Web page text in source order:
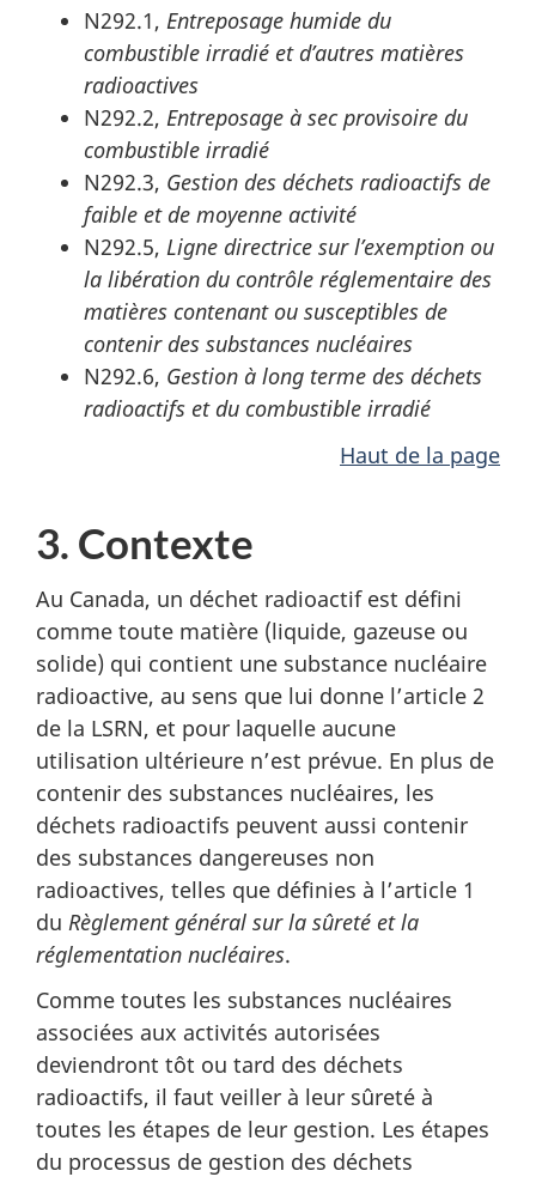
N292.1, Entreposage humide du
combustible irradié et d’autres matières
radioactives
N292.2, Entreposage à sec provisoire du
combustible irradié
N292.3, Gestion des déchets radioactifs de
faible et de moyenne activité
N292.5, Ligne directrice sur l’exemption ou
la libération du contrôle réglementaire des
matières contenant ou susceptibles de
contenir des substances nucléaires
N292.6, Gestion à long terme des déchets
radioactifs et du combustible irradié
Haut de la page
3. Contexte
Au Canada, un déchet radioactif est défini
comme toute matière (liquide, gazeuse ou
solide) qui contient une substance nucléaire
radioactive, au sens que lui donne l’article 2
de la LSRN, et pour laquelle aucune
utilisation ultérieure n’est prévue. En plus de
contenir des substances nucléaires, les
déchets radioactifs peuvent aussi contenir
des substances dangereuses non
radioactives, telles que définies à l’article 1
du Règlement général sur la sûreté et la
réglementation nucléaires.
Comme toutes les substances nucléaires
associées aux activités autorisées
deviendront tôt ou tard des déchets
radioactifs, il faut veiller à leur sûreté à
toutes les étapes de leur gestion. Les étapes
du processus de gestion des déchets